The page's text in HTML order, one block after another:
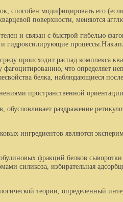
модифицировать его
поверхности, меня­ются
и связан с быстрой гибелью
и гидроксилирующие процес­сы.
происходит распад комплекса
что определяет
свойства белка, наблюдающиеся
пространственной
обусловливает раздражение
ингредиентов являются
фракций белков
силикоза, избира­тельная
теории, определенный